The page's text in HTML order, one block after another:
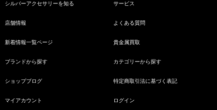
シルバーアクセサリーを知る サービス
店舗情報 よくある質問
新着情報一覧ページ 貴金属買取
ブランドから探す カテゴリーから探す
ショップブログ 特定商取引法に基づく表記
マイアカウント ログイン